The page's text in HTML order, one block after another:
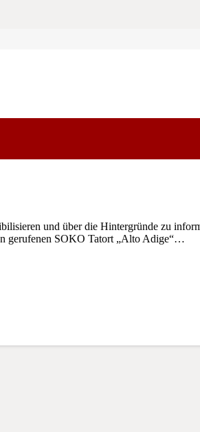
und über die Hintergründe zu
gerufenen SOKO Tatort „Alto Adige“…